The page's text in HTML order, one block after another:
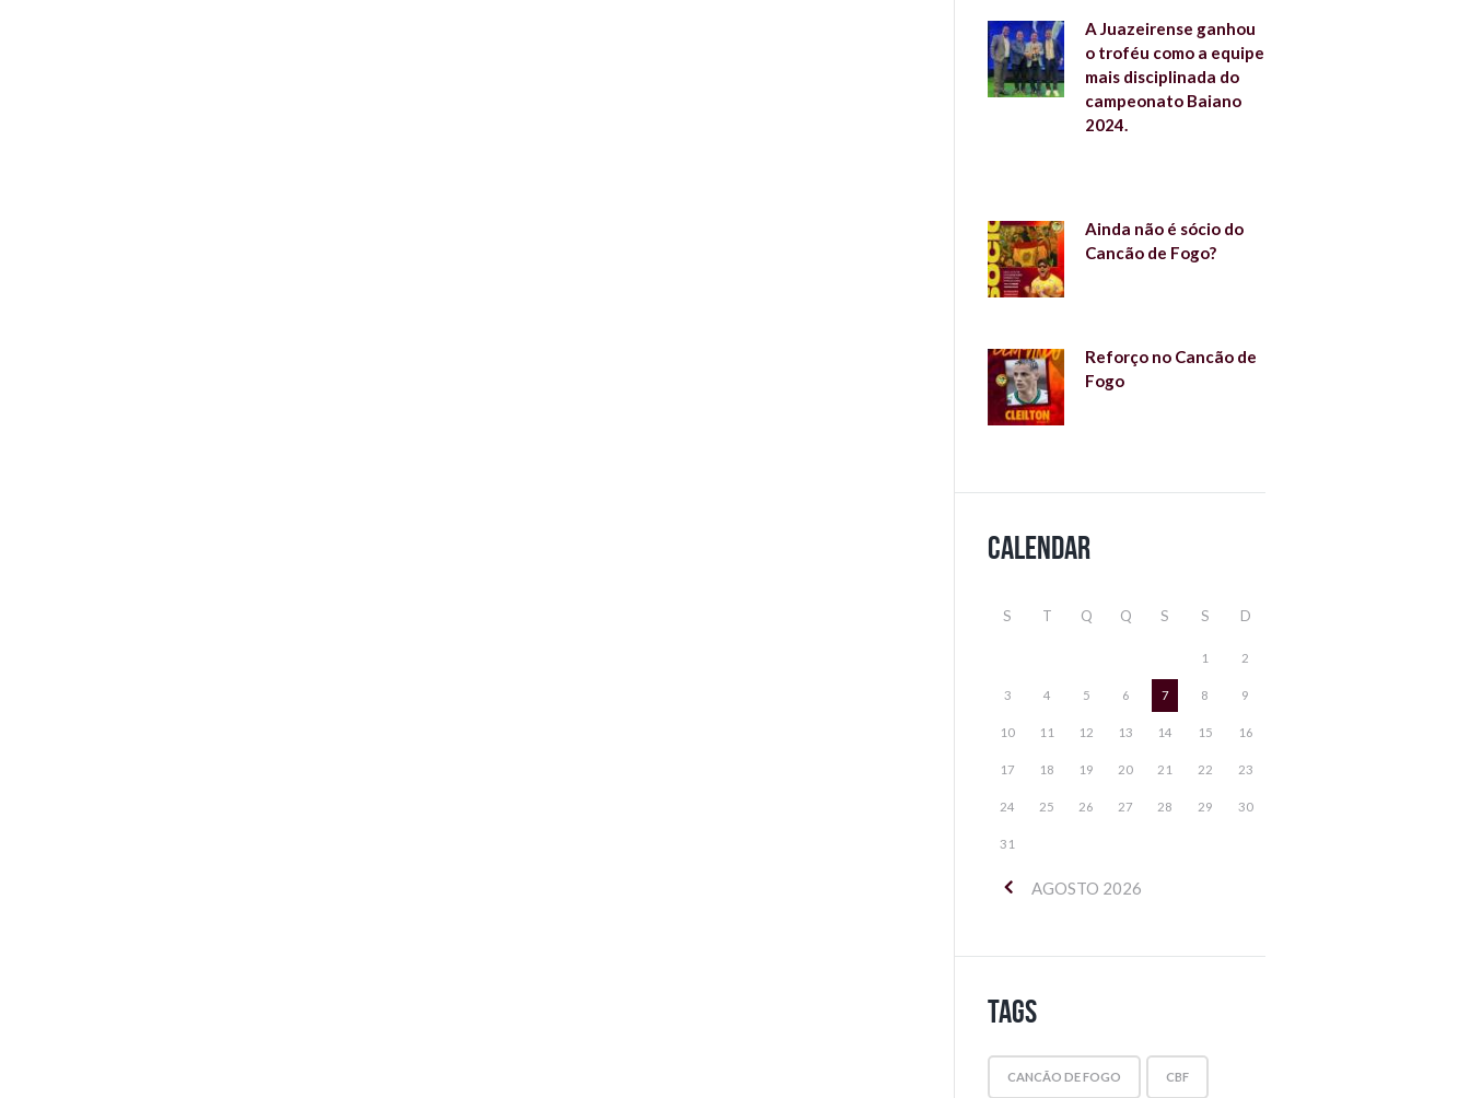
A Juazeirense ganhou
o troféu como a equipe
mais disciplinada do
campeonato Baiano
2024.
Ainda não é sócio do
Cancão de Fogo?
Reforço no Cancão de
Fogo
Calendar
AGOSTO 2026
S T Q Q S S D
1 2
3 4 5 6 7 8 9
10 11 12 13 14 15 16
17 18 19 20 21 22 23
24 25 26 27 28 29 30
31
Tags
CANCÃO DE FOGO CBF